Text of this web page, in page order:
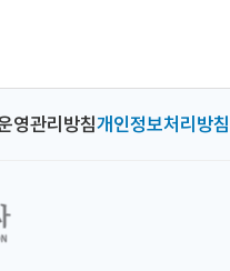
영관리방침개인정보처리방침